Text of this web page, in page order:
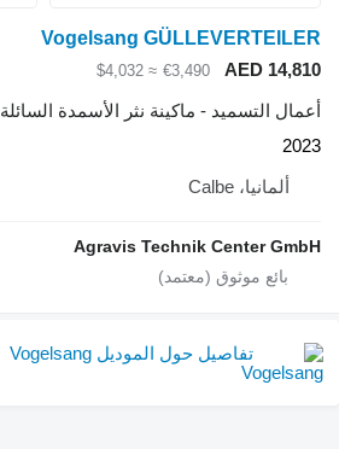
Vogelsang GÜLLEVERTEILER
AED 14,810
€3,490
≈ $4,032
أعمال التسميد - ماكينة نثر الأسمدة السائلة
2023
ألمانيا، Calbe
Agravis Technik Center GmbH
تفاصيل حول الموديل Vogelsang